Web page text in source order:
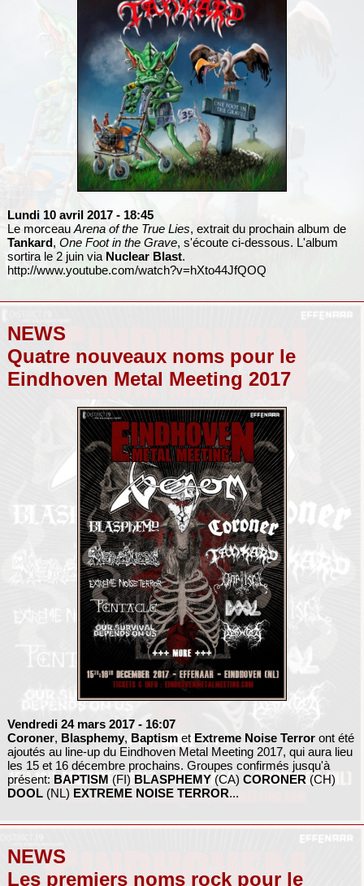
Lundi 10 avril 2017 - 18:45
Le morceau Arena of the True Lies, extrait du prochain album de
Tankard, One Foot in the Grave, s'écoute ci-dessous. L'album
sortira le 2 juin via Nuclear Blast.
http://www.youtube.com/watch?v=hXto44JfQOQ
NEWS
Quatre nouveaux noms pour le
Eindhoven Metal Meeting 2017
Vendredi 24 mars 2017 - 16:07
Coroner, Blasphemy, Baptismet Extreme Noise Terroront été
ajoutés au line-up du Eindhoven Metal Meeting 2017, qui aura lieu
les 15 et 16 décembre prochains. Groupes confirmés jusqu'à
présent: BAPTISM (FI) BLASPHEMY(CA) CORONER(CH)
DOOL(NL) EXTREME NOISE TERROR...
NEWS
Les premiers noms rock pour le